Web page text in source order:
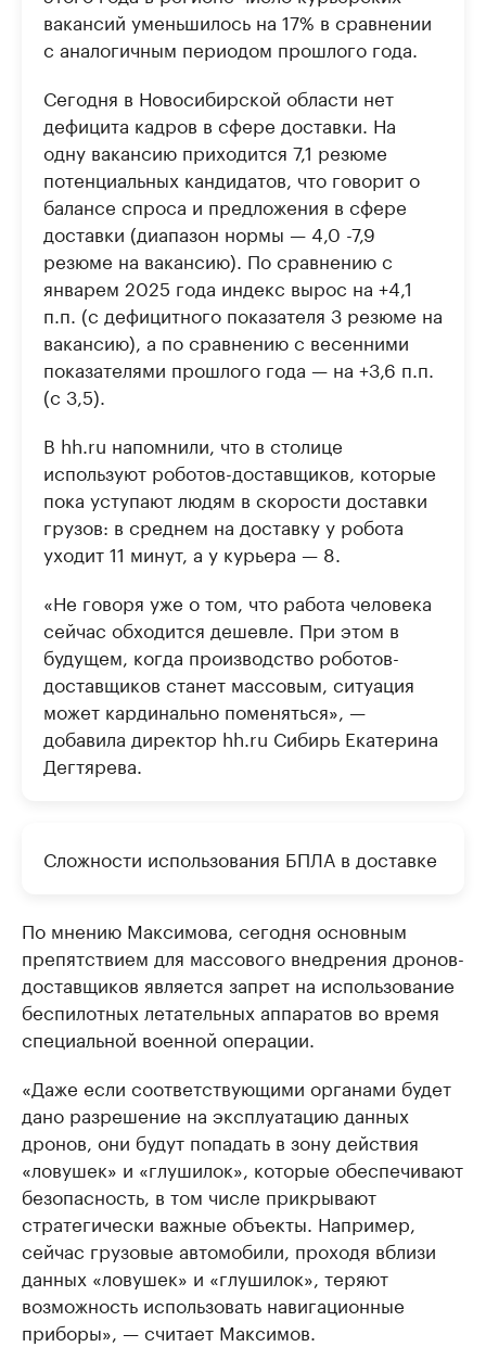
вакансий уменьшилось на 17% в сравнении
с аналогичным периодом прошлого года.
Сегодня в Новосибирской области нет
дефицита кадров в сфере доставки. На
одну вакансию приходится 7,1 резюме
потенциальных кандидатов, что говорит о
балансе спроса и предложения в сфере
доставки (диапазон нормы — 4,0 -7,9
резюме на вакансию). По сравнению с
январем 2025 года индекс вырос на +4,1
п.п. (с дефицитного показателя 3 резюме на
вакансию), а по сравнению с весенними
показателями прошлого года — на +3,6 п.п.
(с 3,5).
В hh.ru напомнили, что в столице
используют роботов-доставщиков, которые
пока уступают людям в скорости доставки
грузов: в среднем на доставку у робота
уходит 11 минут, а у курьера — 8.
«Не говоря уже о том, что работа человека
сейчас обходится дешевле. При этом в
будущем, когда производство роботов-
доставщиков станет массовым, ситуация
может кардинально поменяться», —
добавила директор hh.ru Сибирь Екатерина
Дегтярева.
Сложности использования БПЛА в доставке
По мнению Максимова, сегодня основным
препятствием для массового внедрения дронов-
доставщиков является запрет на использование
беспилотных летательных аппаратов во время
специальной военной операции.
«Даже если соответствующими органами будет
дано разрешение на эксплуатацию данных
дронов, они будут попадать в зону действия
«ловушек» и «глушилок», которые обеспечивают
безопасность, в том числе прикрывают
стратегически важные объекты. Например,
сейчас грузовые автомобили, проходя вблизи
данных «ловушек» и «глушилок», теряют
возможность использовать навигационные
приборы», — считает Максимов.